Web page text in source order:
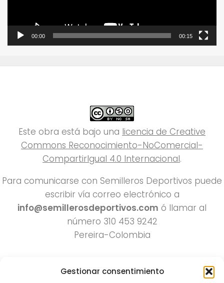
Gestionar consentimiento
00:00 00:15
Este obra está bajo una licencia de Creative
Commons Reconocimiento-NoComercial-
CompartirIgual 4.0 Internacional.
Para comunicarse con Semilleros Deportivos puede
escribir vía correo electrónico a
info@semillerosdeportivos.com ó llamar al
número 310 453 9242
Pereira-Colombia